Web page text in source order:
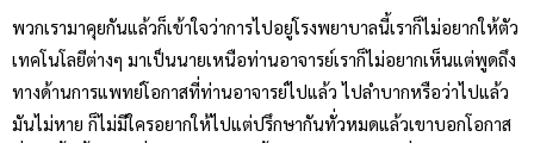
พวกเรามาคุยกันแล้วก็เข้าใจว่าการไปอยู่โรงพยาบาลนี้เราก็ไม่อยากให้ตัว
เทคโนโลยีต่างๆ มาเป็นนายเหนือท่านอาจารย์เราก็ไม่อยากเห็นแต่พูดถึง
ทางด้านการแพทย์โอกาสที่ท่านอาจารย์ไปแล้ว ไปลำบากหรือว่าไปแล้ว
มันไม่หาย ก็ไม่มีใครอยากให้ไปแต่ปรึกษากันทั่วหมดแล้วเขาบอกโอกาส